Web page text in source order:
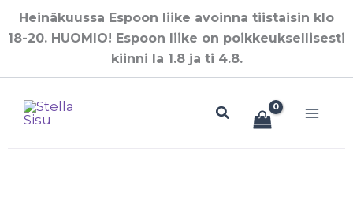
Siirry
sisältöön
Heinäkuussa Espoon liike avoinna tiistaisin klo
18-20. HUOMIO! Espoon liike on poikkeuksellisesti
kiinni la 1.8 ja ti 4.8.
Hae